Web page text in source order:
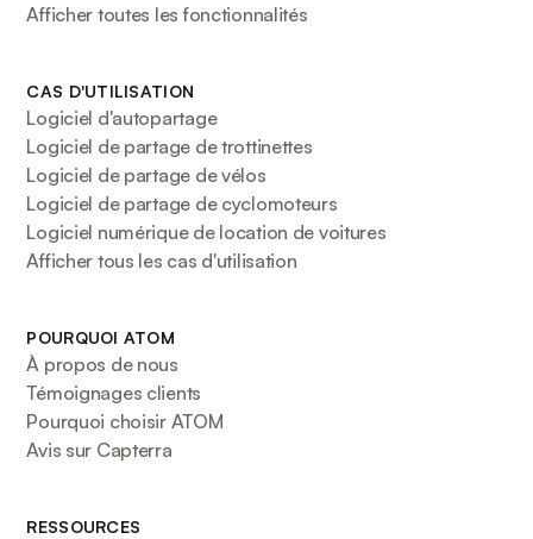
Afficher toutes les fonctionnalités
CAS D'UTILISATION
Logiciel d'autopartage
Logiciel de partage de trottinettes
Logiciel de partage de vélos
Logiciel de partage de cyclomoteurs
Logiciel numérique de location de voitures
Afficher tous les cas d'utilisation
POURQUOI ATOM
À propos de nous
Témoignages clients
Pourquoi choisir ATOM
Avis sur Capterra
RESSOURCES